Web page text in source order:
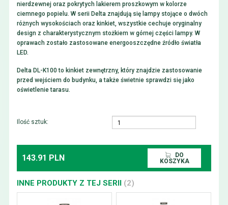
nierdzewnej oraz pokrytych lakierem proszkowym w kolorze
ciemnego popielu. W serii Delta znajdują się lampy stojące o dwóch
różnych wysokościach oraz kinkiet, wszystkie cechuje oryginalny
design z charakterystycznym stożkiem w górnej części lampy. W
oprawach zostało zastosowane energooszczędne źródło światła
LED.
Delta DL-K100 to kinkiet zewnętrzny, który znajdzie zastosowanie
przed wejściem do budynku, a także świetnie sprawdzi się jako
oświetlenie tarasu.
Ilość sztuk:
143.91 PLN
DO
KOSZYKA
INNE PRODUKTY Z TEJ SERII (2)